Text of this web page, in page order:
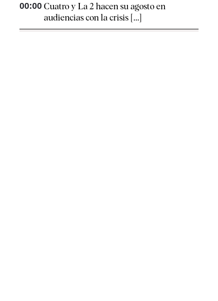
00:00 Cuatro y La 2 hacen su agosto en
audiencias con la crisis [...]